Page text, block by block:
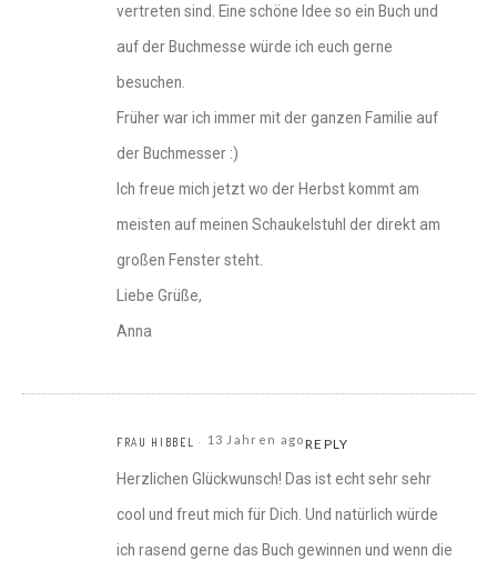
vertreten sind. Eine schöne Idee so ein Buch und
auf der Buchmesse würde ich euch gerne
besuchen.
Früher war ich immer mit der ganzen Familie auf
der Buchmesser :)
Ich freue mich jetzt wo der Herbst kommt am
meisten auf meinen Schaukelstuhl der direkt am
großen Fenster steht.
Liebe Grüße,
Anna
FRAU HIBBEL 13 Jahren agoREPLY
Herzlichen Glückwunsch! Das ist echt sehr sehr
cool und freut mich für Dich. Und natürlich würde
ich rasend gerne das Buch gewinnen und wenn die